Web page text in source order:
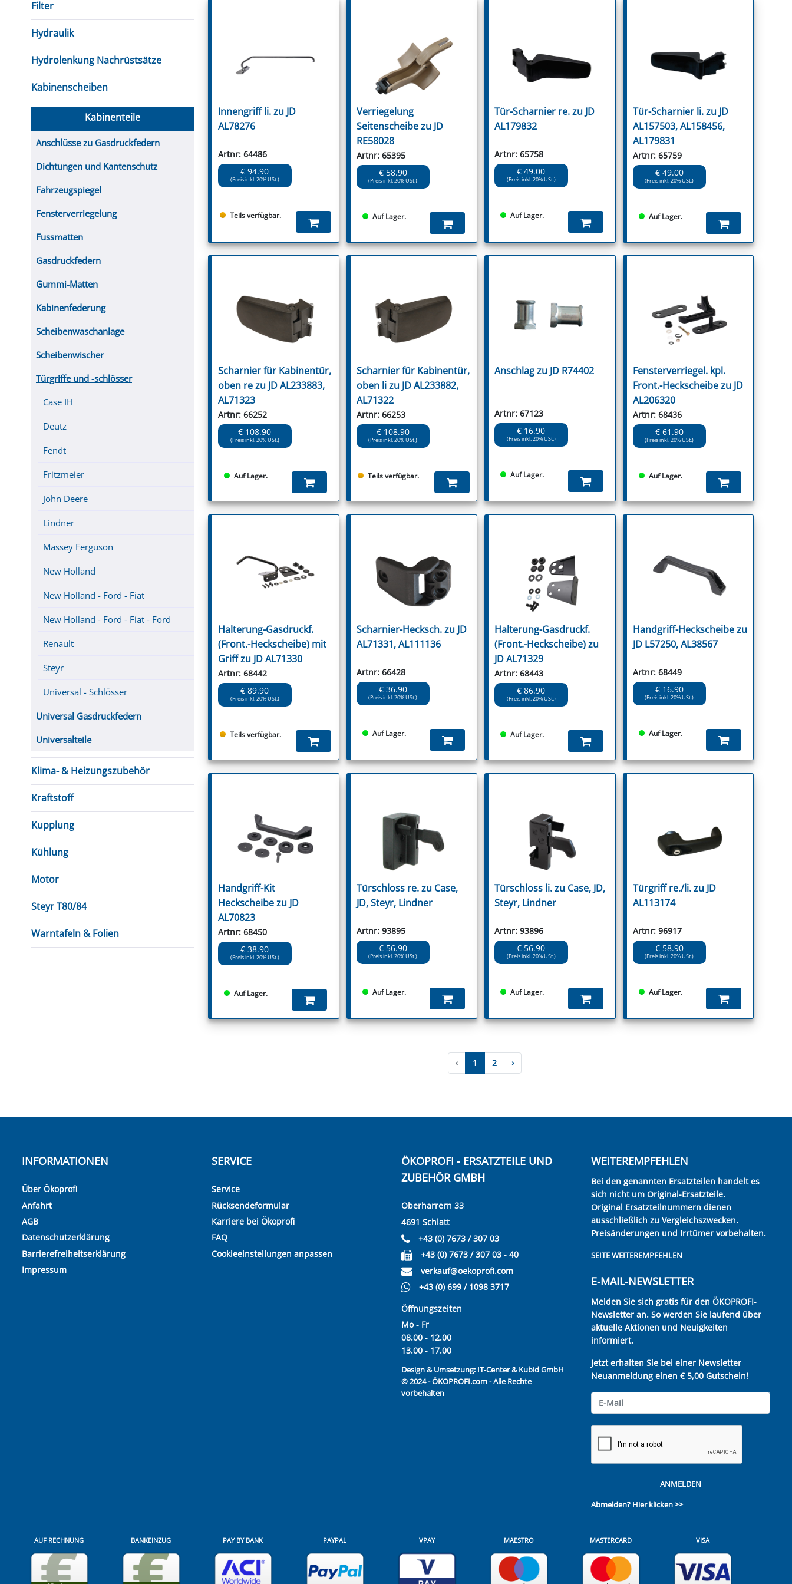
Filter
Hydraulik
Hydrolenkung Nachrüstsätze
Kabinenscheiben
Kabinenteile
Anschlüsse zu Gasdruckfedern
Dichtungen und Kantenschutz
Fahrzeugspiegel
Fensterverriegelung
Fussmatten
Gasdruckfedern
Gummi-Matten
Kabinenfederung
Scheibenwaschanlage
Scheibenwischer
Türgriffe und -schlösser
Case IH
Deutz
Fendt
Fritzmeier
John Deere
Lindner
Massey Ferguson
New Holland
New Holland - Ford - Fiat
New Holland - Ford - Fiat - Ford
Renault
Steyr
Universal - Schlösser
Universal Gasdruckfedern
Universalteile
Klima- & Heizungszubehör
Kraftstoff
Kupplung
Kühlung
Motor
Steyr T80/84
Warntafeln & Folien
Innengriff li. zu JD
AL78276
Artnr: 64486
€ 94.90
(Preis inkl. 20% USt.)
Teils verfügbar.
Verriegelung
Seitenscheibe zu JD
RE58028
Artnr: 65395
€ 58.90
(Preis inkl. 20% USt.)
Auf Lager.
Tür-Scharnier re. zu JD
AL179832
Artnr: 65758
€ 49.00
(Preis inkl. 20% USt.)
Auf Lager.
Tür-Scharnier li. zu JD
AL157503, AL158456,
AL179831
Artnr: 65759
€ 49.00
(Preis inkl. 20% USt.)
Auf Lager.
Scharnier für Kabinentür,
oben re zu JD AL233883,
AL71323
Artnr: 66252
€ 108.90
(Preis inkl. 20% USt.)
Auf Lager.
Scharnier für Kabinentür,
oben li zu JD AL233882,
AL71322
Artnr: 66253
€ 108.90
(Preis inkl. 20% USt.)
Teils verfügbar.
Anschlag zu JD R74402
Artnr: 67123
€ 16.90
(Preis inkl. 20% USt.)
Auf Lager.
Fensterverriegel. kpl.
Front.-Heckscheibe zu JD
AL206320
Artnr: 68436
€ 61.90
(Preis inkl. 20% USt.)
Auf Lager.
Halterung-Gasdruckf.
(Front.-Heckscheibe) mit
Griff zu JD AL71330
Artnr: 68442
€ 89.90
(Preis inkl. 20% USt.)
Teils verfügbar.
Scharnier-Hecksch. zu JD
AL71331, AL111136
Artnr: 66428
€ 36.90
(Preis inkl. 20% USt.)
Auf Lager.
Halterung-Gasdruckf.
(Front.-Heckscheibe) zu
JD AL71329
Artnr: 68443
€ 86.90
(Preis inkl. 20% USt.)
Auf Lager.
Handgriff-Heckscheibe zu
JD L57250, AL38567
Artnr: 68449
€ 16.90
(Preis inkl. 20% USt.)
Auf Lager.
Handgriff-Kit
Heckscheibe zu JD
AL70823
Artnr: 68450
€ 38.90
(Preis inkl. 20% USt.)
Auf Lager.
Türschloss re. zu Case,
JD, Steyr, Lindner
Artnr: 93895
€ 56.90
(Preis inkl. 20% USt.)
Auf Lager.
Türschloss li. zu Case, JD,
Steyr, Lindner
Artnr: 93896
€ 56.90
(Preis inkl. 20% USt.)
Auf Lager.
Türgriff re./li. zu JD
AL113174
Artnr: 96917
€ 58.90
(Preis inkl. 20% USt.)
Auf Lager.
‹ 1 2 ›
INFORMATIONEN
Über Ökoprofi
Anfahrt
AGB
Datenschutzerklärung
Barrierefreiheitserklärung
Impressum
SERVICE
Service
Rücksendeformular
Karriere bei Ökoprofi
FAQ
Cookieeinstellungen anpassen
ÖKOPROFI - ERSATZTEILE UND
ZUBEHÖR GMBH
Oberharrern 33
4691 Schlatt
+43 (0) 7673 / 307 03
+43 (0) 7673 / 307 03 - 40
verkauf@oekoprofi.com
+43 (0) 699 / 1098 3717
Öffnungszeiten
Mo - Fr
08.00 - 12.00
13.00 - 17.00
Design & Umsetzung: IT-Center & Kubid GmbH
© 2024 - ÖKOPROFI.com - Alle Rechte
vorbehalten
WEITEREMPFEHLEN
Bei den genannten Ersatzteilen handelt es
sich nicht um Original-Ersatzteile.
Original Ersatzteilnummern dienen
ausschließlich zu Vergleichszwecken.
Preisänderungen und Irrtümer vorbehalten.
SEITE WEITEREMPFEHLEN
E-MAIL-NEWSLETTER
Melden Sie sich gratis für den ÖKOPROFI-
Newsletter an. So werden Sie laufend über
aktuelle Aktionen und Neuigkeiten
informiert.
Jetzt erhalten Sie bei einer Newsletter
Neuanmeldung einen € 5,00 Gutschein!
ANMELDEN
Abmelden? Hier klicken >>
AUF RECHNUNG BANKEINZUG PAY BY BANK PAYPAL VPAY MAESTRO MASTERCARD VISA